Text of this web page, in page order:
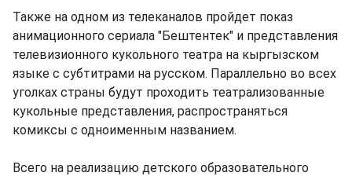
Также на одном из телеканалов пройдет показ
анимационного сериала "Бештентек" и представления
телевизионного кукольного театра на кыргызском
языке с субтитрами на русском. Параллельно во всех
уголках страны будут проходить театрализованные
кукольные представления, распространяться
комиксы с одноименным названием.
Всего на реализацию детского образовательного